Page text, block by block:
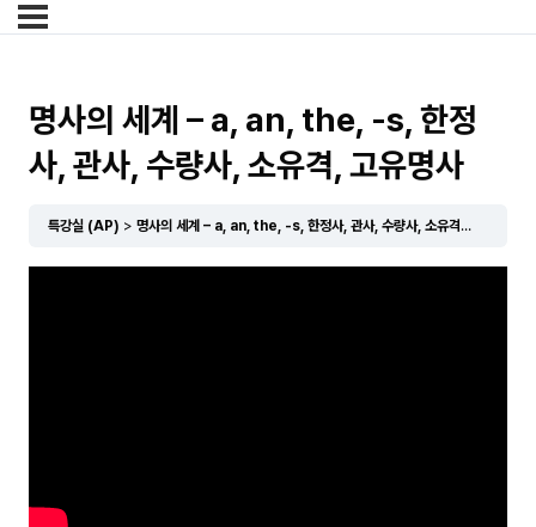
명사의 세계 – a, an, the, -s, 한정
사, 관사, 수량사, 소유격, 고유명사
특강실 (AP) 명사의 세계 – a, an, the, -s, 한정사, 관사, 수량사, 소유격, 고유명사